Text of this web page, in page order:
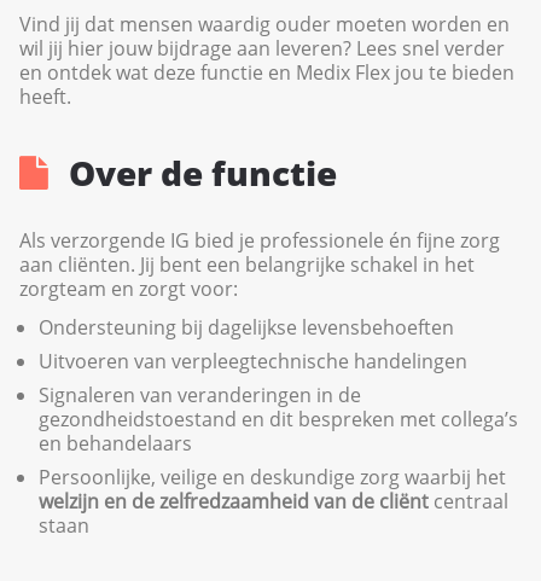
Vind jij dat mensen waardig ouder moeten worden en
wil jij hier jouw bijdrage aan leveren? Lees snel verder
en ontdek wat deze functie en Medix Flex jou te bieden
heeft.
Over de functie
Als verzorgende IG bied je professionele én fijne zorg
aan cliënten. Jij bent een belangrijke schakel in het
zorgteam en zorgt voor:
Ondersteuning bij dagelijkse levensbehoeften
Uitvoeren van verpleegtechnische handelingen
Signaleren van veranderingen in de
gezondheidstoestand en dit bespreken met collega’s
en behandelaars
Persoonlijke, veilige en deskundige zorg waarbij het
welzijn en de zelfredzaamheid van de cliënt centraal
staan